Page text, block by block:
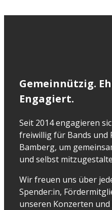
Gemeinnützig.
Engagiert.
Seit 2014 engagieren
freiwillig für Bands und
Bamberg, um
und selbst
Wir freuen uns über
Spender:in,
unseren Konzerten und